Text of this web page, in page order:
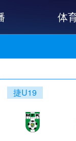
体
捷U19